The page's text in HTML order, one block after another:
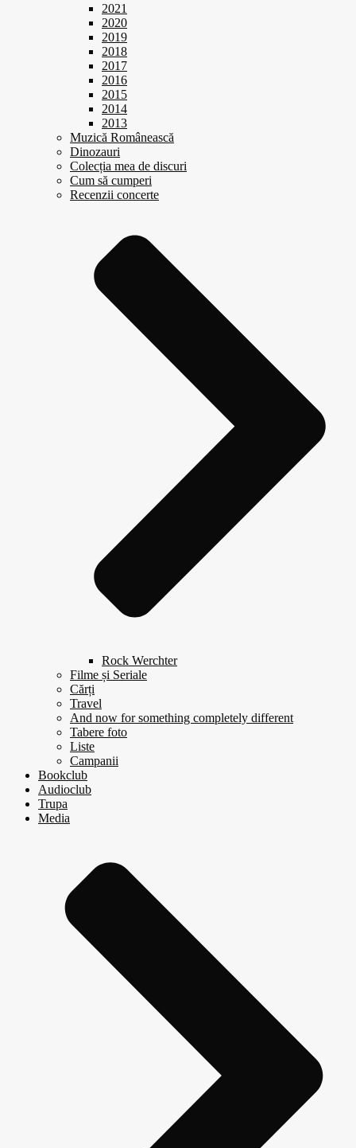
2021
2020
2019
2018
2017
2016
2015
2014
2013
Muzică Românească
Dinozauri
Colecția mea de discuri
Cum să cumperi
Recenzii concerte
Rock Werchter
Filme și Seriale
Cărți
Travel
And now for something completely different
Tabere foto
Liste
Campanii
Bookclub
Audioclub
Trupa
Media